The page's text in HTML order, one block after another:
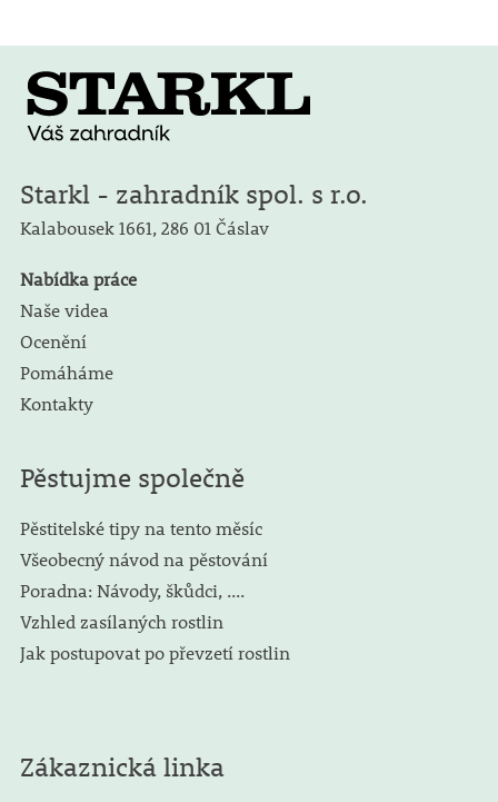
Starkl - zahradník spol. s r.o.
Kalabousek 1661, 286 01 Čáslav
Nabídka práce
Naše videa
Ocenění
Pomáháme
Kontakty
Pěstujme společně
Pěstitelské tipy na tento měsíc
Všeobecný návod na pěstování
Poradna: Návody, škůdci, ....
Vzhled zasílaných rostlin
Jak postupovat po převzetí rostlin
Zákaznická linka